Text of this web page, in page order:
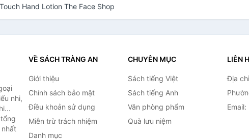
Hand Lotion The Face Shop
nhi,
nhất
VỀ SÁCH TRÀNG AN
Giới thiệu
Chính sách bảo mật
Điều khoản sử dụng
Miễn trừ trách nhiệm
Danh mục
CHUYÊN MỤC
Sách tiếng Việt
Sách tiếng Anh
Văn phòng phẩm
Quà lưu niệm
LIÊN
Địa